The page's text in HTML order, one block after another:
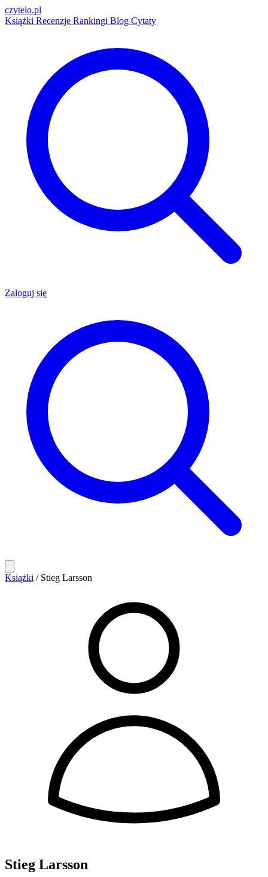
czytelo.pl
Książki Recenzje Rankingi Blog Cytaty
Zaloguj się
Książki / Stieg Larsson
Stieg Larsson